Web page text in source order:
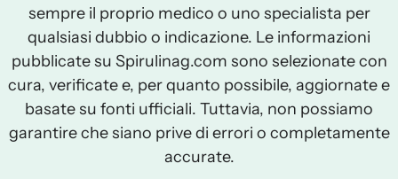
sempre il proprio medico o uno specialista per
qualsiasi dubbio o indicazione. Le informazioni
pubblicate su Spirulinag.com sono selezionate con
cura, verificate e, per quanto possibile, aggiornate e
basate su fonti ufficiali. Tuttavia, non possiamo
garantire che siano prive di errori o completamente
accurate.